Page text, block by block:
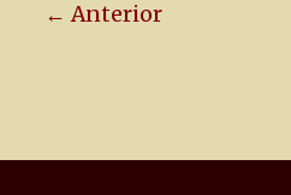
← Anterior